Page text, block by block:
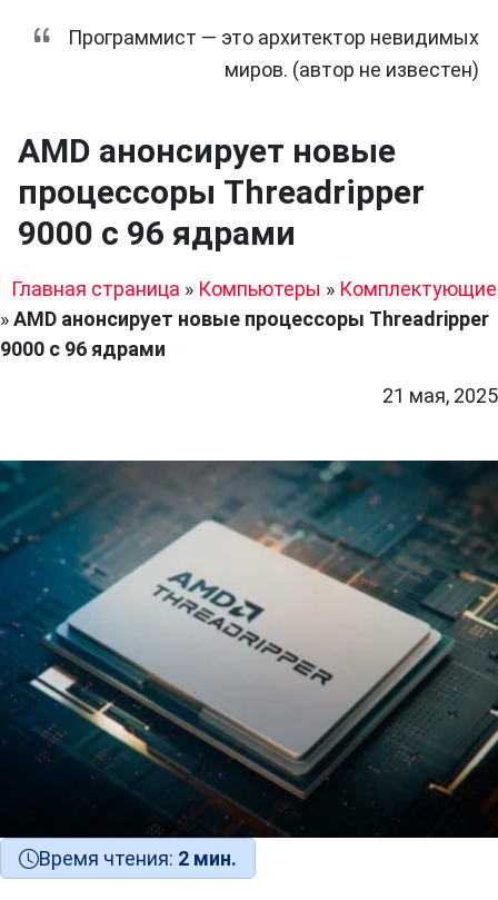
Программист — это архитектор невидимых
миров. (автор не известен)
AMD анонсирует новые
процессоры Threadripper
9000 с 96 ядрами
Главная страница » Компьютеры » Комплектующие
»AMD анонсирует новые процессоры Threadripper
9000 с 96 ядрами
21 мая, 2025
Время чтения: 2 мин.